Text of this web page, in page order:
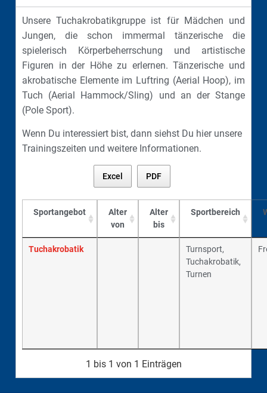
Unsere Tuchakrobatikgruppe ist für Mädchen und
Jungen, die schon immermal tänzerische die
spielerisch Körperbeherrschung und artistische
Figuren in der Höhe zu erlernen. Tänzerische und
akrobatische Elemente im Luftring (Aerial Hoop), im
Tuch (Aerial Hammock/Sling) und an der Stange
(Pole Sport).
Wenn Du interessiert bist, dann siehst Du hier unsere
Trainingszeiten und weitere Informationen.
Excel PDF
Sportangebot
Alter
von
Alter
bis
Sportbereich
Tuchakrobatik
Turnsport,
Tuchakrobatik,
Turnen
1 bis 1 von 1 Einträgen